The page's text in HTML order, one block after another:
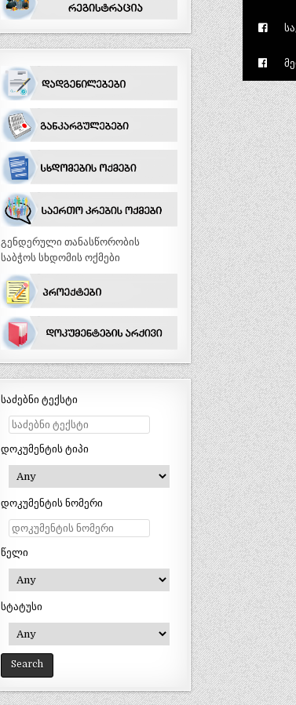
გენდერული თანასწორობის
საბჭოს სხდომის ოქმები
საძებნი ტექსტი
დოკუმენტის ტიპი
დოკუმენტის ნომერი
წელი
სტატუსი